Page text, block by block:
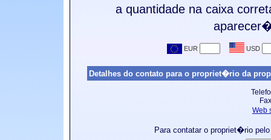
a quantidade na caixa
Detalhes do contato para o propriet�rio da
Web
Para contatar o propriet�rio